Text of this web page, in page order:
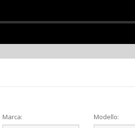
Marca: Modello: